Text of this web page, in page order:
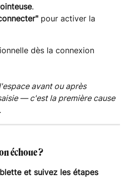
.
pour activer la
dès la connexion
avant ou après
— c'est la première cause
échoue ?
et suivez les étapes